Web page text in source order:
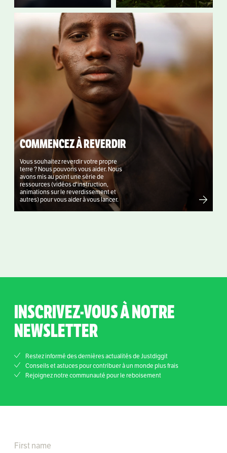
COMMENCEZ À REVERDIR
Vous souhaitez reverdir votre propre
terre ? Nous pouvons vous aider. Nous
avons mis au point une série de
ressources (vidéos d'instruction,
animations sur le reverdissement et
autres) pour vous aider à vous lancer.
INSCRIVEZ-VOUS À NOTRE
NEWSLETTER
Restez informé des dernières actualités de Justdiggit
Conseils et astuces pour contribuer à un monde plus frais
Rejoignez notre communauté pour le reboisement